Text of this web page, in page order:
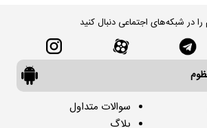
در شبکه‌های اجتماعی دنبال کنید
سوالات متداول
بلاگ